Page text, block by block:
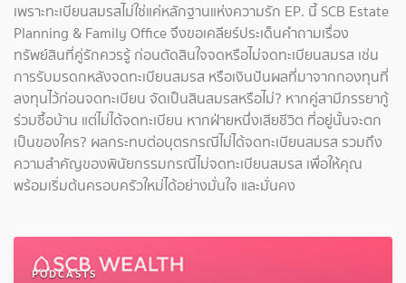
เพราะทะเบียนสมรสไม่ใช่แค่หลักฐานแห่งความรัก EP. นี้ SCB Estate
Planning & Family Office จึงขอเคลียร์ประเด็นคำถามเรื่อง
ทรัพย์สินที่คู่รักควรรู้ ก่อนตัดสินใจจดหรือไม่จดทะเบียนสมรส เช่น
การรับมรดกหลังจดทะเบียนสมรส หรือเงินปันผลที่มาจากกองทุนที่
ลงทุนไว้ก่อนจดทะเบียน จัดเป็นสินสมรสหรือไม่? หากคู่สามีภรรยากู้
ร่วมซื้อบ้าน แต่ไม่ได้จดทะเบียน หากฝ่ายหนึ่งเสียชีวิต ที่อยู่นั้นจะตก
เป็นของใคร? ผลกระทบต่อบุตรกรณีไม่ได้จดทะเบียนสมรส รวมถึง
ความสำคัญของพินัยกรรมกรณีไม่จดทะเบียนสมรส เพื่อให้คุณ
พร้อมเริ่มต้นครอบครัวใหม่ได้อย่างมั่นใจ และมั่นคง
PODCASTS